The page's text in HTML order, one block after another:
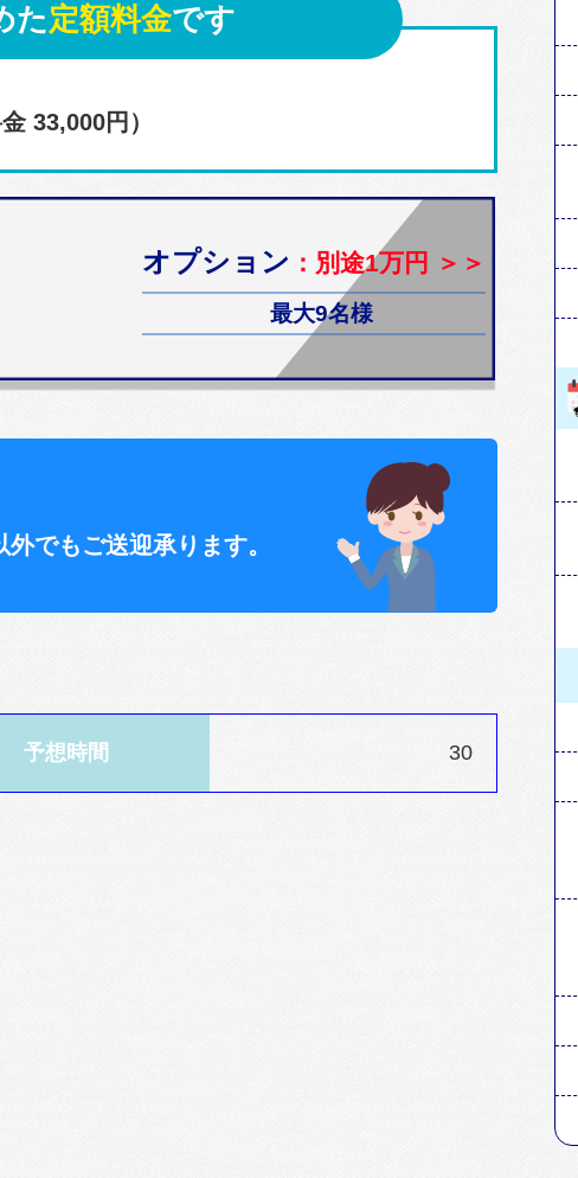
た定額料金です
33,000円）
オプション ：別途1万円 ＞＞
最大9名様
でもご送迎承ります。
予想時間 30